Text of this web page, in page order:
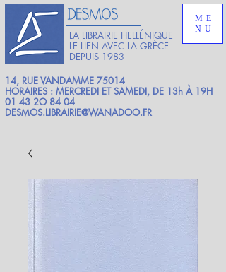
LA LIBRAIRIE HELLÉNIQUE
LE LIEN AVEC LA GRÈCE
DEPUIS 1983
ME
NU
14, RUE VANDAMME 75014
HORAIRES : MERCREDI ET SAMEDI, DE 13h À 19H
01 43 2O 84 04
DESMOS.LIBRAIRIE@WANADOO.FR